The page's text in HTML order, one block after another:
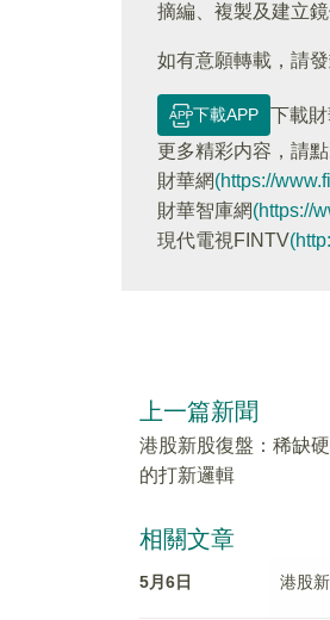
摘編、複製及建立鏡
如有意願轉載，請
下載APP
下載
更多精彩内容，請點
財華網(https://
財華智庫網(https://
現代電視FINTV
上一篇新聞
港股新股復盤：稀缺
的打新邏輯
相關文章
5月6日 港股